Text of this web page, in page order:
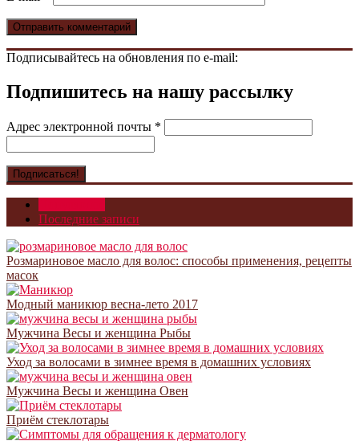
Подписывайтесь на обновления по e-mail:
Подпишитесь на нашу рассылку
Адрес электронной почты *
Последние записи
Розмариновое масло для волос: способы применения, рецепты
масок
Модный маникюр весна-лето 2017
Мужчина Весы и женщина Рыбы
Уход за волосами в зимнее время в домашних условиях
Мужчина Весы и женщина Овен
Приём стеклотары